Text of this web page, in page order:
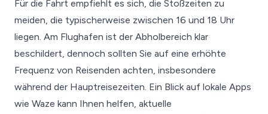
Für die Fahrt empfiehlt es sich, die Stoßzeiten zu
meiden, die typischerweise zwischen 16 und 18 Uhr
liegen. Am Flughafen ist der Abholbereich klar
beschildert, dennoch sollten Sie auf eine erhöhte
Frequenz von Reisenden achten, insbesondere
während der Hauptreisezeiten. Ein Blick auf lokale Apps
wie Waze kann Ihnen helfen, aktuelle